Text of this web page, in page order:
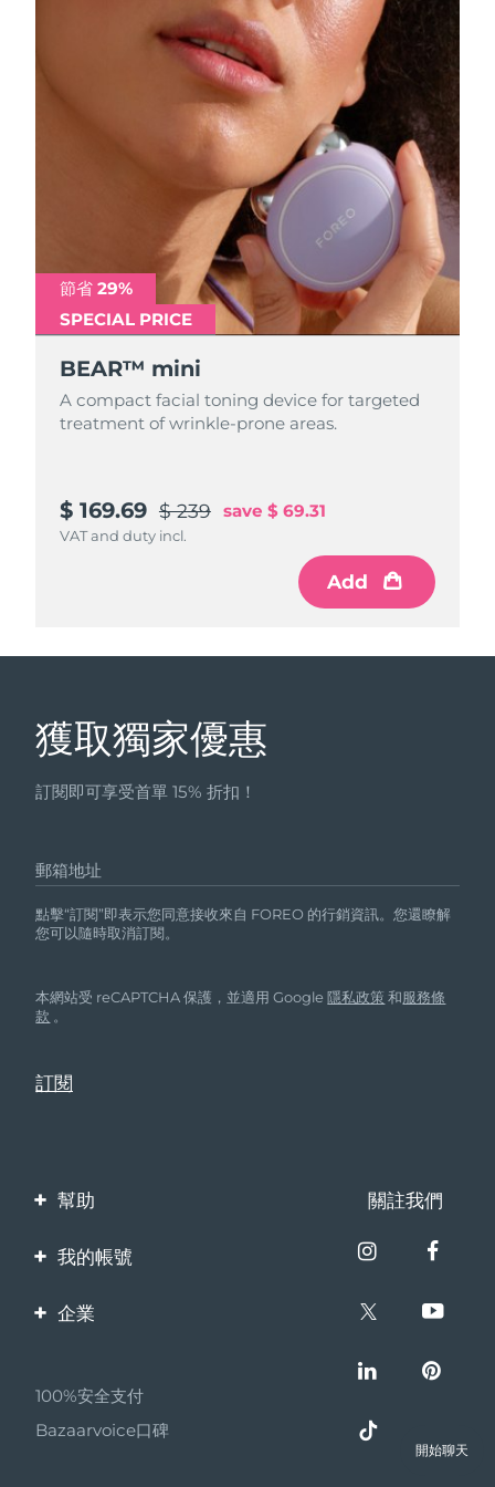
節省 29%
SPECIAL PRICE
BEAR™ mini
A compact facial toning device for targeted
treatment of wrinkle-prone areas.
$ 169.69 $ 239 save $ 69.31
VAT and duty incl.
Add
獲取獨家優惠
訂閱即可享受首單 15% 折扣！
郵箱地址
點擊“訂閱”即表示您同意接收來自 FOREO 的行銷資訊。您還瞭解
您可以隨時取消訂閱。
本網站受 reCAPTCHA 保護，並適用 Google隱私政策 和服務條
款 。
幫助
聯繫我們
保修與退換貨
關註我們
我的帳號
產品註冊
企業
夥伴計畫
聯盟新聞
100%安全支付
Bazaarvoice口碑
開始聊天